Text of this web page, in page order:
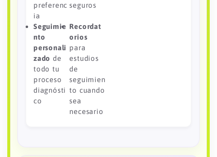
preferenc
ia
seguros
Seguimie
nto
personali
zado de
todo tu
proceso
diagnósti
co
Recordat
orios
para
estudios
de
seguimien
to cuando
sea
necesario